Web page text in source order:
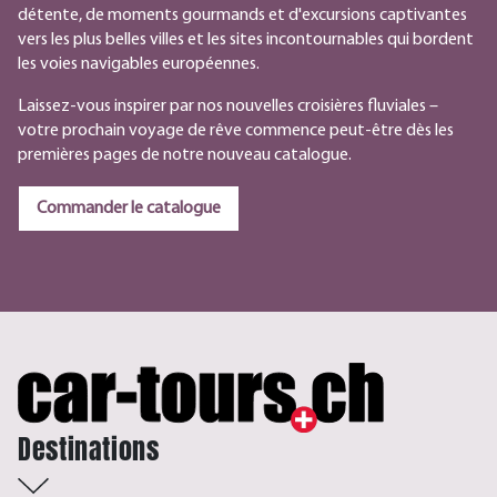
détente, de moments gourmands et d'excursions captivantes
vers les plus belles villes et les sites incontournables qui bordent
les voies navigables européennes.
Laissez-vous inspirer par nos nouvelles croisières fluviales –
votre prochain voyage de rêve commence peut-être dès les
premières pages de notre nouveau catalogue.
Commander le catalogue
Destinations